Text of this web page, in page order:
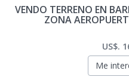
VENDO TERRENO EN
ZONA
US$.
Me